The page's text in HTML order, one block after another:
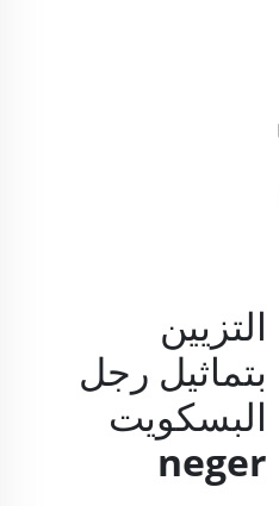
التزيين
بتماثيل رجل
البسكويت
neger